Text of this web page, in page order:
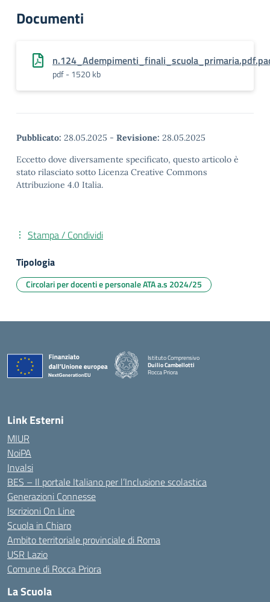
Documenti
pdf - 1520 kb
Pubblicato: 28.05.2025 - Revisione: 28.05.2025
Eccetto dove diversamente specificato, questo articolo è
stato rilasciato sotto Licenza Creative Commons
Attribuzione 4.0 Italia.
Stampa / Condividi
Tipologia
Circolari per docenti e personale ATA a.s 2024/25
Istituto Comprensivo
Duilio Cambellotti
Rocca Priora
Link Esterni
MIUR
NoiPA
Invalsi
BES – Il portale Italiano per l’Inclusione scolastica
Generazioni Connesse
Iscrizioni On Line
Scuola in Chiaro
Ambito territoriale provinciale di Roma
USR Lazio
Comune di Rocca Priora
La Scuola